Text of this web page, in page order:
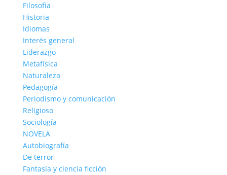
Filosofía
Historia
Idiomas
Interés general
Liderazgo
Metafísica
Naturaleza
Pedagogía
Periodismo y comunicación
Religioso
Sociología
NOVELA
Autobiografía
De terror
Fantasía y ciencia ficción